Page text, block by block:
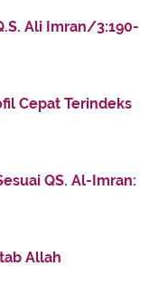
yang Harus Anda
Mudah dan
di Showroom
Beli Mobil Bekas
Ali Imran/3:190-
Cepat Terindeks
QS. Al-Imran:
Allah